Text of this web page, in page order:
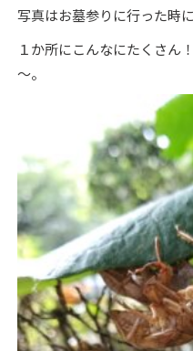
写真はお墓参りに行った時
１か所にこんなにたくさん
～。